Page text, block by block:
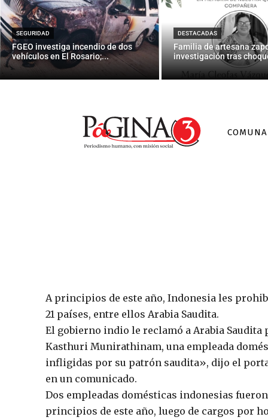
SEGURIDAD
FGEO investiga incendio de dos
vehículos en El Rosario;...
DESTACADAS
Familia de artesana
investigación tras
por su
A principios de este año, Indonesia les
21 países, entre ellos Arabia Saudita.
El gobierno indio le reclamó a Arabia Saudita
Kasthuri Munirathinam, una empleada
infligidas por su patrón saudita», dijo el
en un comunicado.
Dos empleadas domésticas indonesias
principios de este año, luego de cargos por